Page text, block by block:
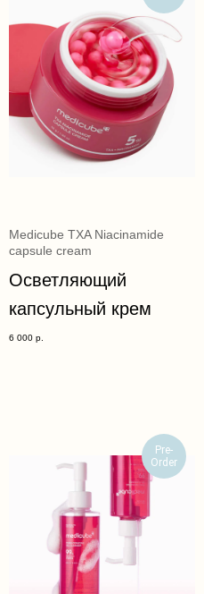
Medicube TXA Niacinamide
capsule cream
Осветляющий
капсульный крем
6 000 р.
Pre-
Order